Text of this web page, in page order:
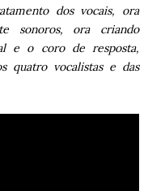
dos vocais, ora
sonoros, ora criando
e o coro de resposta,
quatro vocalistas e das